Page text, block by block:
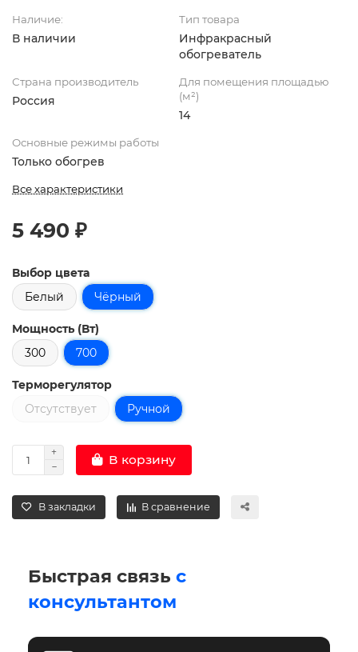
Наличие:
В наличии
Тип товара
Инфракрасный
обогреватель
Страна производитель
Россия
Для помещения площадью
(м²)
14
Основные режимы работы
Только обогрев
Все характеристики
5 490 ₽
Выбор цвета
Белый
Чёрный
Мощность (Вт)
300
700
Терморегулятор
Отсутствует
Ручной
В корзину
В закладки В сравнение
Быстрая связь с
консультантом